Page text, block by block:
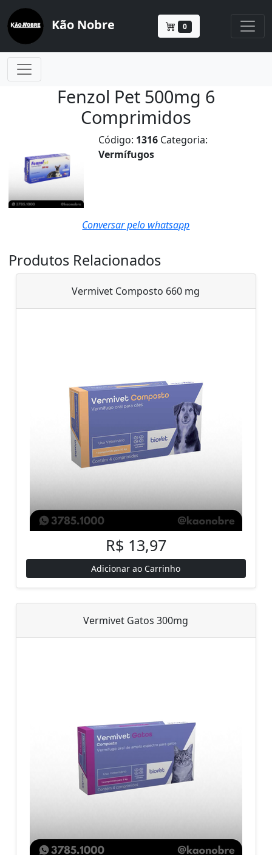
Kão Nobre 0
Fenzol Pet 500mg 6
Comprimidos
Código: 1316 Categoria:
Vermífugos
Conversar pelo whatsapp
Produtos Relacionados
Vermivet Composto 660 mg
R$ 13,97
Adicionar ao Carrinho
Vermivet Gatos 300mg